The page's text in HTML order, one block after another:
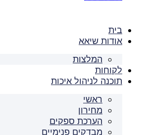
בית
אודות שיאא
המלצות
לקוחות
תוכנה לניהול איכות
ראשי
מחירון
הערכת ספקים
מבדקים פנימיים